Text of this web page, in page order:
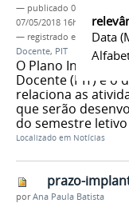
Data
— publicado 07/05/2018
07/05/2018 16h07
— registrado em:
Plano
Docente, PIT
O Plano Individual
Docente (PIT) é o
relaciona as
que serão
do semestre letivo
Localizado em Notícias
prazo-
porAna Paula Batista